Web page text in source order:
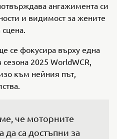
ангажимента си
и видимост за жените
сцена.
се фокусира върху една
сезона 2025 WorldWCR,
към нейния път,
че моторните
да са достъпни за